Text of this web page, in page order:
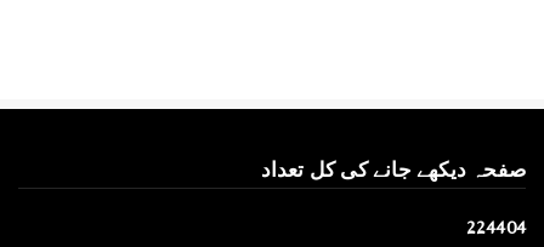
صفحہ دیکھے جانے کی کل تعداد
224404